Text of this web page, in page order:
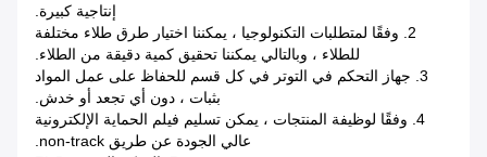
إنتاجية كبيرة.
2. وفقًا لمتطلبات التكنولوجيا ، يمكننا اختيار طرق طلاء مختلفة
للطلاء ، وبالتالي يمكننا تحقيق كمية دقيقة من الطلاء.
3. جهاز التحكم في التوتر في كل قسم للحفاظ على عمل المواد
بثبات ، دون أي تجعد أو خدش.
4. وفقًا لوظيفة المنتجات ، يمكن تسليم فيلم الحماية الإلكترونية
عالي الجودة عن طريق non-track.